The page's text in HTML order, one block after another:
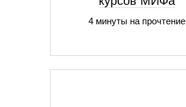
4 минуты на прочтение